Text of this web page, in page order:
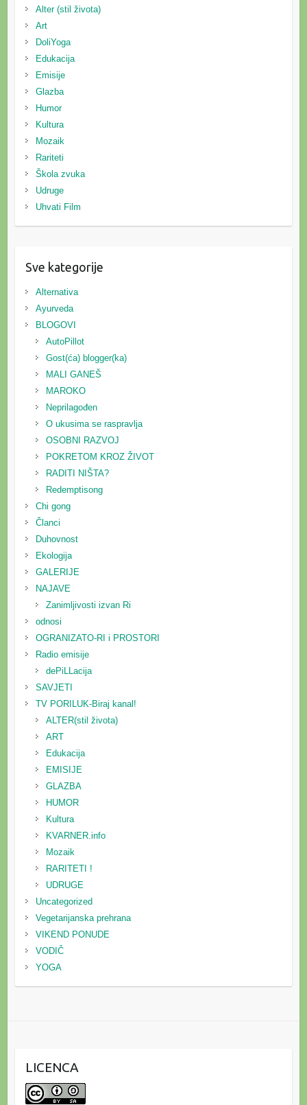
Alter (stil života)
Art
DoliYoga
Edukacija
Emisije
Glazba
Humor
Kultura
Mozaik
Rariteti
Škola zvuka
Udruge
Uhvati Film
Sve kategorije
Alternativa
Ayurveda
BLOGOVI
AutoPillot
Gost(ća) blogger(ka)
MALI GANEŠ
MAROKO
Neprilagođen
O ukusima se raspravlja
OSOBNI RAZVOJ
POKRETOM KROZ ŽIVOT
RADITI NIŠTA?
Redemptisong
Chi gong
Članci
Duhovnost
Ekologija
GALERIJE
NAJAVE
Zanimljivosti izvan Ri
odnosi
OGRANIZATO-RI i PROSTORI
Radio emisije
dePiLLacija
SAVJETI
TV PORILUK-Biraj kanal!
ALTER(stil života)
ART
Edukacija
EMISIJE
GLAZBA
HUMOR
Kultura
KVARNER.info
Mozaik
RARITETI !
UDRUGE
Uncategorized
Vegetarijanska prehrana
VIKEND PONUDE
VODIČ
YOGA
LICENCA